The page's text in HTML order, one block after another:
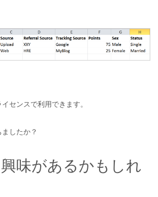
センスで利用できます。
したか？
味があるかもしれ